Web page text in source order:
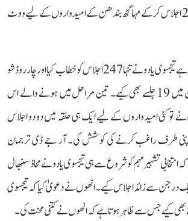
ذمہ داری سنبھالی اور 247 اجلاس کر کے مہاگٹھ بندھن کے امیدواروں کے لیے ووٹ
آر جے ڈی کا محاذ سنبھال رہے تیجسوی یادو نے تنہا 247 اجلاس کو خطاب کیا اور چار روڈ شو
کیے۔ انھوں نے ایک دن میں 19 جلسے بھی کیے۔ تین مراحل میں ہونے والے اس
نے تو کئی امیدواروں کے لیے ایک ہی حلقہ میں دو دو اجلاس
طرف راغب کرنے کی کوشش کی۔ آر جے ڈی ترجمان
انتخابی تشہیر مہم کو شروع سے ہی تیجسوی یادو نے محاذ سنبھال
ایک درجن سے زائد اجلاس کیے۔ انھوں نے دعویٰ کیا کہ تیجسوی